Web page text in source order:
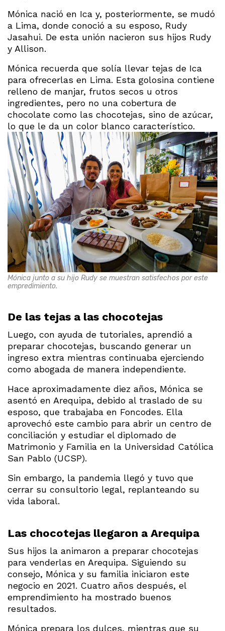
Mónica nació en Ica y, posteriormente, se mudó
a Lima, donde conoció a su esposo, Rudy
Jasahui. De esta unión nacieron sus hijos Rudy
y Allison.
Mónica recuerda que solía llevar tejas de Ica
para ofrecerlas en Lima. Esta golosina contiene
relleno de manjar, frutos secos u otros
ingredientes, pero no una cobertura de
chocolate como las chocotejas, sino de azúcar,
lo que le da un color blanco característico.
Mónica junto a su hijo Rudy se muestran satisfechos por este
empredimiento.
De las tejas a las chocotejas
Luego, con ayuda de tutoriales, aprendió a
preparar chocotejas, buscando generar un
ingreso extra mientras continuaba ejerciendo
como abogada de manera independiente.
Hace aproximadamente diez años, Mónica se
asentó en Arequipa, debido al traslado de su
esposo, que trabajaba en Foncodes. Ella
aprovechó este cambio para abrir un centro de
conciliación y estudiar el diplomado de
Matrimonio y Familia en la Universidad Católica
San Pablo (UCSP).
Sin embargo, la pandemia llegó y tuvo que
cerrar su consultorio legal, replanteando su
vida laboral.
Las chocotejas llegaron a Arequipa
Sus hijos la animaron a preparar chocotejas
para venderlas en Arequipa. Siguiendo su
consejo, Mónica y su familia iniciaron este
negocio en 2021. Cuatro años después, el
emprendimiento ha mostrado buenos
resultados.
Mónica prepara los dulces, mientras que su